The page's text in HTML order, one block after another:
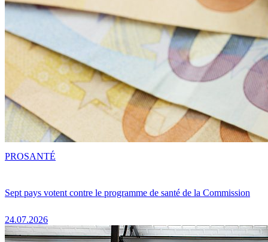
Sept pays votent contre le programme de santé de la Commission
24.07.2026
PROSANTÉ